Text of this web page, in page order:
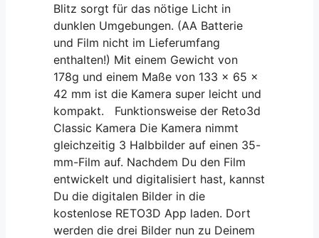
Blitz sorgt für das nötige Licht in
dunklen Umgebungen. (AA Batterie
und Film nicht im Lieferumfang
enthalten!) Mit einem Gewicht von
178g und einem Maße von 133 x 65 x
42 mm ist die Kamera super leicht und
kompakt. Funktionsweise der Reto3d
Classic Kamera Die Kamera nimmt
gleichzeitig 3 Halbbilder auf einen 35-
mm-Film auf. Nachdem Du den Film
entwickelt und digitalisiert hast, kannst
Du die digitalen Bilder in die
kostenlose RETO3D App laden. Dort
werden die drei Bilder nun zu Deinem